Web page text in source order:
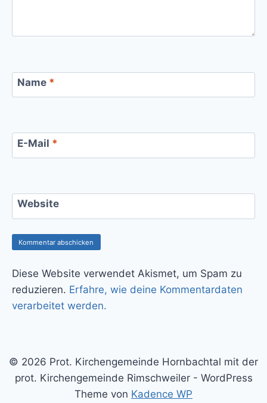
Name *
E-Mail *
Website
Diese Website verwendet Akismet, um Spam zu
reduzieren. Erfahre, wie deine Kommentardaten
verarbeitet werden.
© 2026 Prot. Kirchengemeinde Hornbachtal mit der
prot. Kirchengemeinde Rimschweiler - WordPress
Theme von Kadence WP